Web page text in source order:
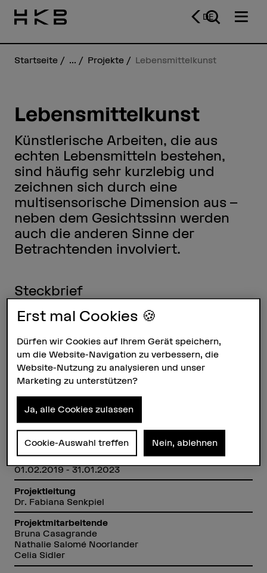
DE
Startseite ... Projekte Lebensmittelkunst
Lebensmittelkunst
Künstlerische Arbeiten, die aus
echten Lebensmitteln bestehen,
sind häufig sehr kurzlebig und
zeichnen sich durch eine
multisensorische Dimension aus –
neben dem Gesichtssinn werden
auch die anderen Sinne der
Betrachtenden involviert.
Steckbrief
Beteiligte Departemente
Institut(e)
Institut Praktiken und Theorien der Künste
Forschungseinheit(en)
Kunst als Forschung: Künstlerische Gestaltungs- und
Erkenntnisprozesse
Förderorganisation
Laufzeit
01.02.2019 - 31.01.2023
Projektleitung
Dr. Fabiana Senkpiel
Projektmitarbeitende
Bruna Casagrande
Nathalie Salomé Noorlander
Celia Sidler
Erst mal Cookies 🍪
Dürfen wir Cookies auf Ihrem Gerät speichern,
um die Website-Navigation zu verbessern, die
Website-Nutzung zu analysieren und unser
Marketing zu unterstützen?
Ja, alle Cookies zulassen
Cookie-Auswahl treffen Nein, ablehnen